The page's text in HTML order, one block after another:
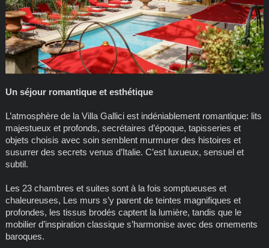
Un séjour romantique et esthétique
L’atmosphère de la Villa Gallici est indéniablement romantique: lits
majestueux et profonds, secrétaires d’époque, tapisseries et
objets choisis avec soin semblent murmurer des histoires et
susurrer des secrets venus d’Italie. C’est luxueux, sensuel et
subtil.
Les 23 chambres et suites sont à la fois somptueuses et
chaleureuses, Les murs s’y parent de teintes magnifiques et
profondes, les tissus brodés captent la lumière, tandis que le
mobilier d’inspiration classique s’harmonise avec des ornements
baroques.